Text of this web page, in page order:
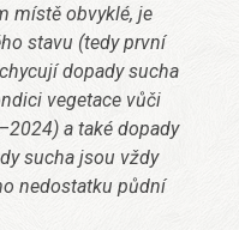
místě obvyklé, je
stavu (tedy první
dopady sucha
vegetace vůči
a také dopady
sucha jsou vždy
nedostatku půdní